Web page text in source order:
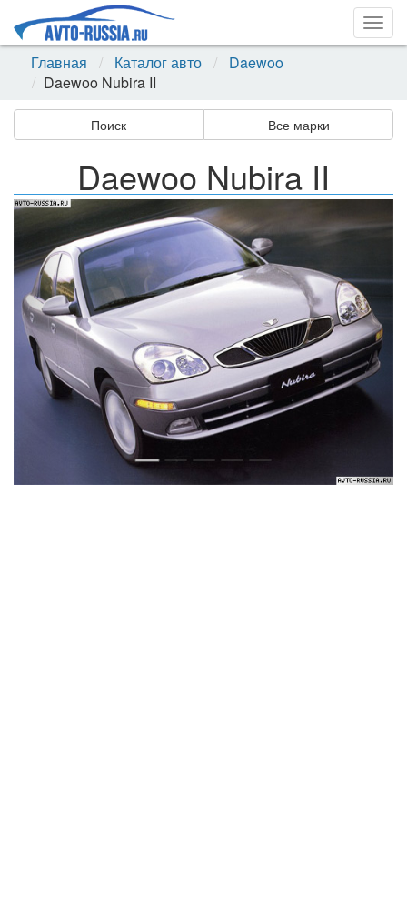
Главная
Каталог авто
Daewoo
Daewoo Nubira II
Поиск Все марки
Daewoo Nubira II
Назад